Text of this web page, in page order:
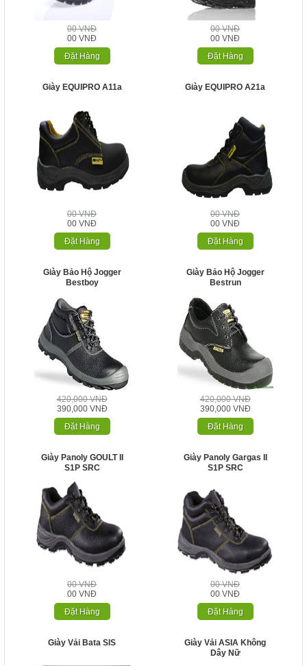
00 VNĐ
00 VNĐ
Đặt Hàng
00 VNĐ
00 VNĐ
Đặt Hàng
Giày EQUIPRO A11a
00 VNĐ
00 VNĐ
Đặt Hàng
Giày EQUIPRO A21a
00 VNĐ
00 VNĐ
Đặt Hàng
Giày Bảo Hộ Jogger
Bestboy
420,000 VNĐ
390,000 VNĐ
Đặt Hàng
Giày Bảo Hộ Jogger
Bestrun
420,000 VNĐ
390,000 VNĐ
Đặt Hàng
Giày Panoly GOULT II
S1P SRC
00 VNĐ
00 VNĐ
Đặt Hàng
Giày Panoly Gargas II
S1P SRC
00 VNĐ
00 VNĐ
Đặt Hàng
Giày Vải Bata SIS
Giày Vải ASIA Không
Dây Nữ